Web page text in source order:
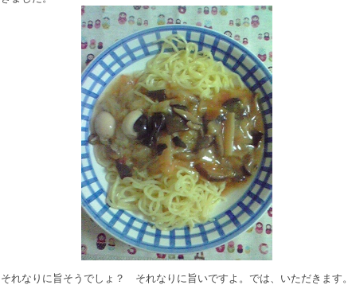
それなりに旨そうでしょ？ それなりに旨いですよ。では、いただきます。